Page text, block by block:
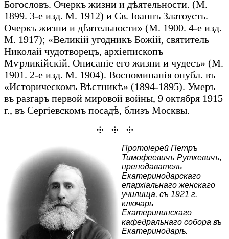
Богословъ. Очеркъ жизни и дѣятельности. (М.
1899. 3-е изд. М. 1912) и Св. Іоаннъ Златоусть.
Очеркъ жизни и дѣятельности» (М. 1900. 4-е изд.
М. 1917); «Великій угодникъ Божій, святитель
Николай чудотворецъ, архіепископъ
Мѵрликійскій. Описаніе его жизни и чудесъ» (М.
1901. 2-е изд. М. 1904). Воспоминанія опубл. въ
«Историческомъ Вѣстникѣ» (1894-1895). Умеръ
въ разгаръ первой мировой войны, 9 октября 1915
г., въ Сергіевскомъ посадѣ, близъ Москвы.
⸭ ⸭ ⸭
Протоіерей Петръ
Тимофеевичъ Руткевичъ,
преподаватель
Екатеринодарскаго
епархіальнаго женскаго
училища, съ 1921 г.
ключарь
Екатерининскаго
кафедральнаго собора въ
Екатеринодарѣ.